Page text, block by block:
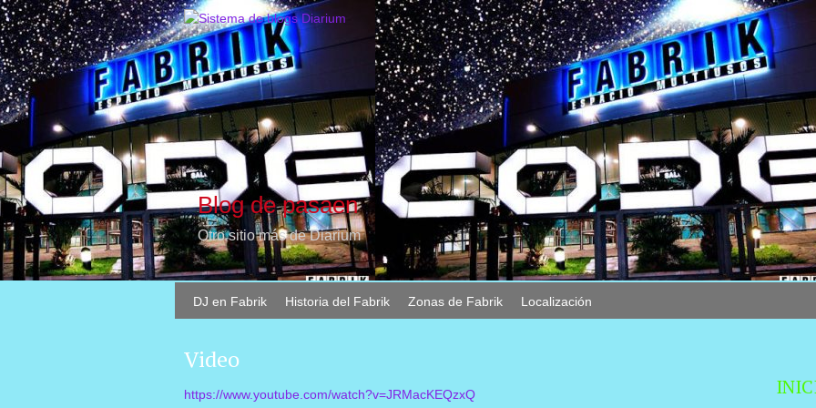
Blog de pasaen
Otro sitio más de Diarium
DJ en Fabrik Historia del Fabrik Zonas de Fabrik Localización
Video
https://www.youtube.com/watch?v=JRMacKEQzxQ